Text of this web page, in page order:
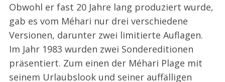
Obwohl er fast 20 Jahre lang produziert wurde,
gab es vom Méhari nur drei verschiedene
Versionen, darunter zwei limitierte Auflagen.
Im Jahr 1983 wurden zwei Sondereditionen
präsentiert. Zum einen der Méhari Plage mit
seinem Urlaubslook und seiner auffälligen